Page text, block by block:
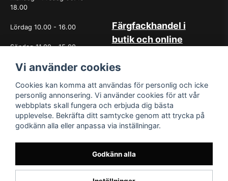
18.00
Lördag 10.00 - 16.00
Söndag 11.00 - 15.00
OBS. Avvikande öppettider
Färgfackhandel i
butik och online
det sedan starten 1965 varit
kundservice. Du kan känna dig
trygg med köp hos oss
oavsett om det är i butiken i
Sundsvall eller online. Det går
lika bra att kontakta oss via
mail eller per telefon. Vår butik
med generösa öppettider har
funnits i över 50år.
Vi använder cookies
Cookies kan komma att användas för personlig och icke
personlig annonsering. Vi använder cookies för att vår
webbplats skall fungera och erbjuda dig bästa
upplevelse. Bekräfta ditt samtycke genom att trycka på
godkänn alla eller anpassa via inställningar.
Godkänn alla